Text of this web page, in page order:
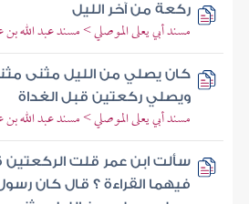
ركعة من آخر الليل
مسند أبي يعلى الموصلي > مسند عبد الله
كان يصلي من الليل مثنى
ويصلي ركعتين قبل الغداة
مسند أبي يعلى الموصلي > مسند عبد الله
سألت ابن عمر قلت الركعتين
فيهما القراءة ؟ قال كان